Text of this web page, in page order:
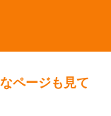
ページも見て